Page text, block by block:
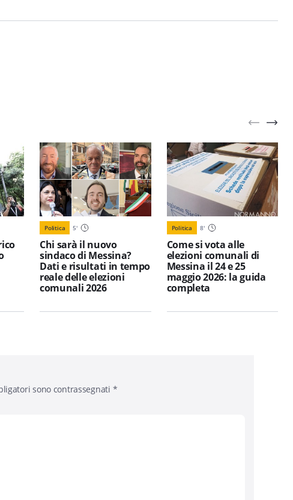
Politica 5'
Chi sarà il nuovo
sindaco di Messina?
Dati e risultati in tempo
reale delle elezioni
comunali 2026
Politica 8'
Come si vota alle
elezioni comunali di
Messina il 24 e 25
maggio 2026: la guida
completa
sono contrassegnati *